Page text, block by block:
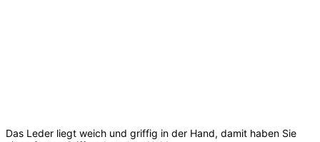
Das Leder liegt weich und griffig in der Hand, damit haben Sie